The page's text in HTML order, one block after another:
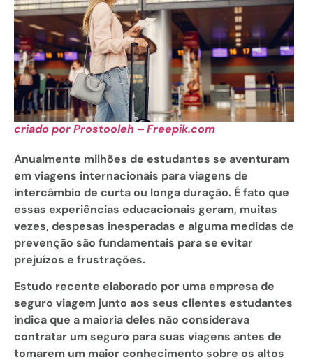
criado por Prostooleh – Freepik.com
Anualmente milhões de estudantes se aventuram
em viagens internacionais para viagens de
intercâmbio de curta ou longa duração. É fato que
essas experiências educacionais geram, muitas
vezes, despesas inesperadas e alguma medidas de
prevenção são fundamentais para se evitar
prejuízos e frustrações.
Estudo recente elaborado por uma empresa de
seguro viagem junto aos seus clientes estudantes
indica que a maioria deles não considerava
contratar um seguro para suas viagens antes de
tomarem um maior conhecimento sobre os altos